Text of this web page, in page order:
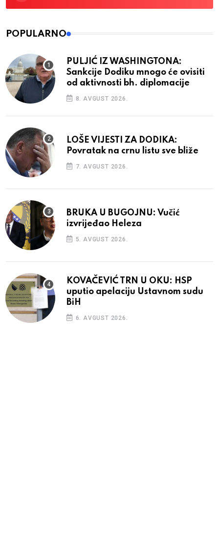
POPULARNO
PULJIĆ IZ WASHINGTONA:
Sankcije Dodiku mnogo će ovisiti
od aktivnosti bh. diplomacije
8. AVGUST 2026.
LOŠE VIJESTI ZA DODIKA:
Povratak na crnu listu sve bliže
7. AVGUST 2026.
BRUKA U BUGOJNU: Vučić
izvrijeđao Heleza
5. AVGUST 2026.
KOVAČEVIĆ TRN U OKU: HSP
uputio apelaciju Ustavnom sudu
BiH
6. AVGUST 2026.